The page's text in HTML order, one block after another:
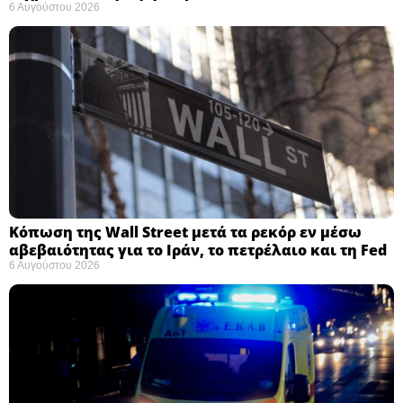
6 Αυγούστου 2026
Κόπωση της Wall Street μετά τα ρεκόρ εν μέσω
αβεβαιότητας για το Ιράν, το πετρέλαιο και τη Fed
6 Αυγούστου 2026